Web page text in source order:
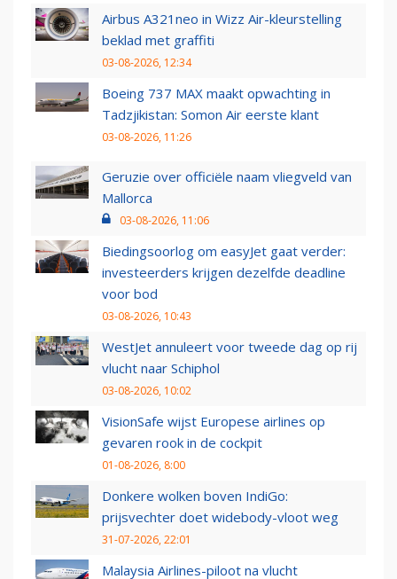
Airbus A321neo in Wizz Air-kleurstelling
beklad met graffiti
03-08-2026, 12:34
Boeing 737 MAX maakt opwachting in
Tadzjikistan: Somon Air eerste klant
03-08-2026, 11:26
Geruzie over officiële naam vliegveld van
Mallorca
03-08-2026, 11:06
Biedingsoorlog om easyJet gaat verder:
investeerders krijgen dezelfde deadline
voor bod
03-08-2026, 10:43
WestJet annuleert voor tweede dag op rij
vlucht naar Schiphol
03-08-2026, 10:02
VisionSafe wijst Europese airlines op
gevaren rook in de cockpit
01-08-2026, 8:00
Donkere wolken boven IndiGo:
prijsvechter doet widebody-vloot weg
31-07-2026, 22:01
Malaysia Airlines-piloot na vlucht